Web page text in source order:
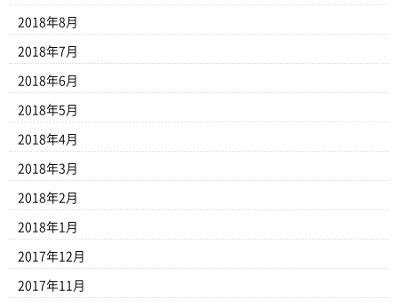
2018年8月
2018年7月
2018年6月
2018年5月
2018年4月
2018年3月
2018年2月
2018年1月
2017年12月
2017年11月